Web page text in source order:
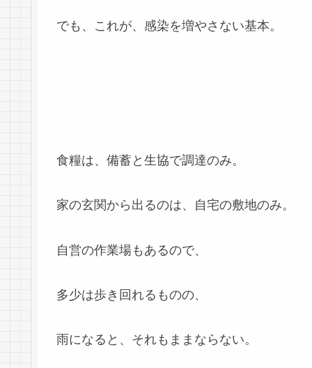
でも、これが、感染を増やさない基本。
食糧は、備蓄と生協で調達のみ。
家の玄関から出るのは、自宅の敷地のみ。
自営の作業場もあるので、
多少は歩き回れるものの、
雨になると、それもままならない。